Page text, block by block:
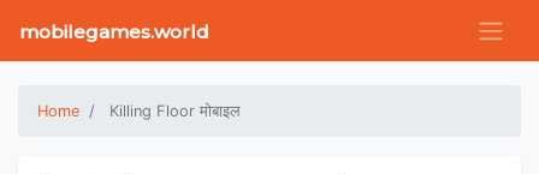
mobilegames.world
Home Killing Floor मोबाइल